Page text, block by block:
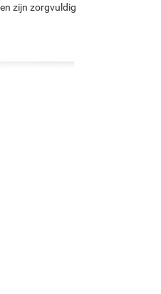
zijn zorgvuldig